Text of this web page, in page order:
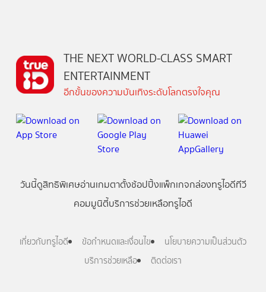
THE NEXT WORLD-CLASS SMART
ENTERTAINMENT
อีกขั้นของความบันเทิงระดับโลกตรงใจคุณ
วันนี้ดูสิทธิพิเศษอ่านเกมตาตั้งช้อปปิ้งแพ็กเกจกล่องทรูไอดีทีวี
คอมมูนิตี้บริการช่วยเหลือทรูไอดี
เกี่ยวกับทรูไอดี ข้อกำหนดและเงื่อนไข
นโยบายความเป็นส่วนตัว
บริการช่วยเหลือ
ติดต่อเรา